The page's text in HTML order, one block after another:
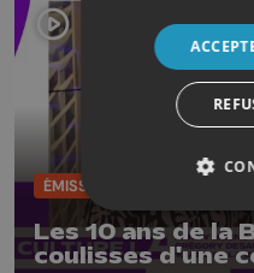
ÉMISSIONS
Les 10 ans de la
coulisses d'une